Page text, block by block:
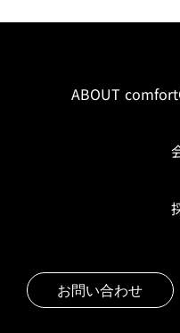
ABOUT
お問い合わせ